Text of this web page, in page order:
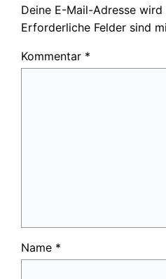
Deine E-Mail-Adresse
Erforderliche Felder sind
Kommentar *
Name *